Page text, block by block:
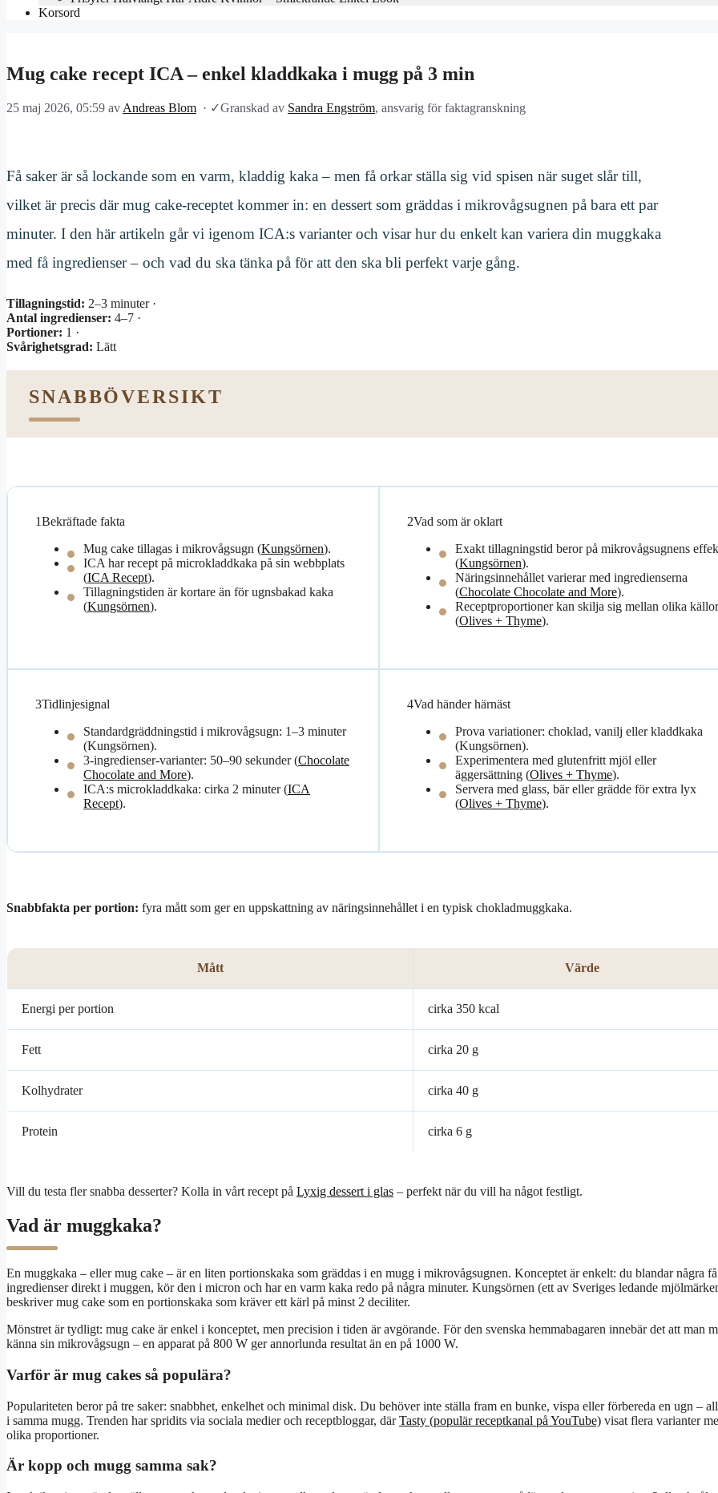
Korsord
Mug cake recept ICA – enkel kladdkaka i mugg på 3 min
25 maj 2026, 05:59 avAndreas Blom · ✓Granskad av Sandra Engström, ansvarig för faktagranskning
Få saker är så lockande som en varm, kladdig kaka – men få orkar ställa sig vid spisen när suget slår till,
vilket är precis där mug cake-receptet kommer in: en dessert som gräddas i mikrovågsugnen på bara ett par
minuter. I den här artikeln går vi igenom ICA:s varianter och visar hur du enkelt kan variera din muggkaka
med få ingredienser – och vad du ska tänka på för att den ska bli perfekt varje gång.
Tillagningstid: 2–3 minuter ·
Antal ingredienser: 4–7 ·
Portioner: 1 ·
Svårighetsgrad: Lätt
SNABBÖVERSIKT
1Bekräftade fakta
Mug cake tillagas i mikrovågsugn (Kungsörnen).
ICA har recept på microkladdkaka på sin webbplats
(ICA Recept).
Tillagningstiden är kortare än för ugnsbakad kaka
(Kungsörnen).
2Vad som är oklart
Exakt tillagningstid beror på mikrovågsugnens
(Kungsörnen).
Näringsinnehållet varierar med ingredienserna
(Chocolate Chocolate and More).
Receptproportioner kan skilja sig mellan olika källor
(Olives + Thyme).
3Tidlinjesignal
Standardgräddningstid i mikrovågsugn: 1–3 minuter
(Kungsörnen).
3-ingredienser-varianter: 50–90 sekunder (Chocolate
Chocolate and More).
ICA:s microkladdkaka: cirka 2 minuter (ICA
Recept).
4Vad händer härnäst
Prova variationer: choklad, vanilj eller kladdkaka
(Kungsörnen).
Experimentera med glutenfritt mjöl eller
äggersättning (Olives + Thyme).
Servera med glass, bär eller grädde för extra lyx
(Olives + Thyme).
Snabbfakta per portion: fyra mått som ger en uppskattning av näringsinnehållet i en typisk chokladmuggkaka.
Mått Värde
Energi per portion cirka 350 kcal
Fett cirka 20 g
Kolhydrater cirka 40 g
Protein cirka 6 g
Vill du testa fler snabba desserter? Kolla in vårt recept på Lyxig dessert i glas – perfekt när du vill ha något festligt.
Vad är muggkaka?
En muggkaka – eller mug cake – är en liten portionskaka som gräddas i en mugg i mikrovågsugnen. Konceptet är enkelt: du blandar några få
ingredienser direkt i muggen, kör den i micron och har en varm kaka redo på några minuter. Kungsörnen (ett av Sveriges ledande
beskriver mug cake som en portionskaka som kräver ett kärl på minst 2 deciliter.
Mönstret är tydligt: mug cake är enkel i konceptet, men precision i tiden är avgörande. För den svenska hemmabagaren innebär det att man
känna sin mikrovågsugn – en apparat på 800 W ger annorlunda resultat än en på 1000 W.
Varför är mug cakes så populära?
Populariteten beror på tre saker: snabbhet, enkelhet och minimal disk. Du behöver inte ställa fram en bunke, vispa eller förbereda en ugn –
i samma mugg. Trenden har spridits via sociala medier och receptbloggar, därTasty (populär receptkanal på YouTube) visat flera varianter
olika proportioner.
Är kopp och mugg samma sak?